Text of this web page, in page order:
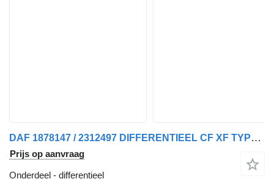
DAF 1878147 / 2312497 DIFFERENTIEEL CF XF TYPE 1347 voor vrachtwagen
Prijs op aanvraag
Onderdeel - differentieel